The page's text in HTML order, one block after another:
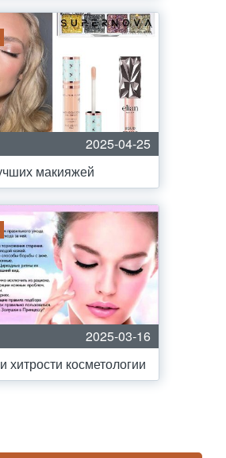
2025-04-25
макияжей
2025-03-16
хитрости косметологии